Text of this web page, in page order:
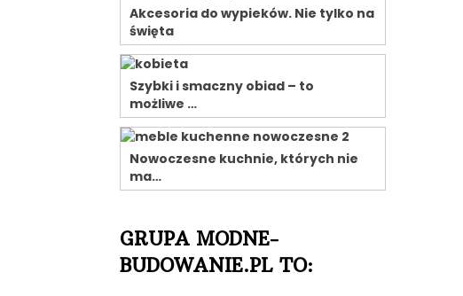
Akcesoria do wypieków. Nie tylko na
święta
Szybki i smaczny obiad – to
możliwe …
Nowoczesne kuchnie, których nie
ma…
GRUPA MODNE-
BUDOWANIE.PL TO: